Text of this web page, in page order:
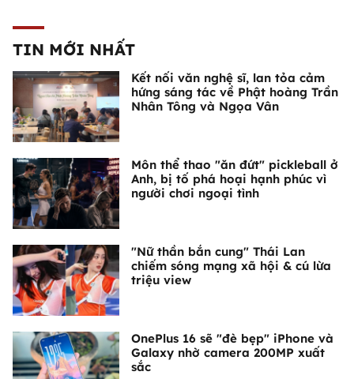
TIN MỚI NHẤT
Kết nối văn nghệ sĩ, lan tỏa cảm
hứng sáng tác về Phật hoàng Trần
Nhân Tông và Ngọa Vân
Môn thể thao "ăn đứt" pickleball ở
Anh, bị tố phá hoại hạnh phúc vì
người chơi ngoại tình
"Nữ thần bắn cung" Thái Lan
chiếm sóng mạng xã hội & cú lừa
triệu view
OnePlus 16 sẽ "đè bẹp" iPhone và
Galaxy nhờ camera 200MP xuất
sắc